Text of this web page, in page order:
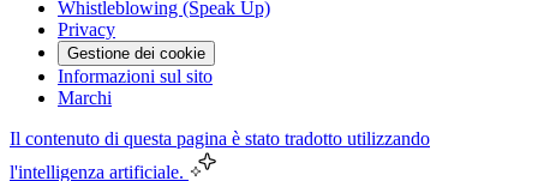
Whistleblowing (Speak Up)
Privacy
Gestione dei cookie
Informazioni sul sito
Marchi
Il contenuto di questa pagina è stato tradotto utilizzando
l'intelligenza artificiale.